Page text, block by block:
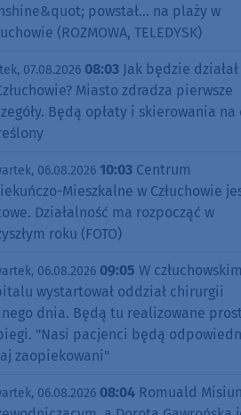
powstał... na plaży w
(ROZMOWA, TELEDYSK)
07.08.2026 08:03 Jak będzie działał
Miasto zdradza pierwsze
Będą opłaty i skierowania na
06.08.2026 10:03 Centrum
Mieszkalne w Człuchowie
Działalność ma rozpocząć w
roku (FOTO)
06.08.2026 09:05 W człuchowskim
wystartował oddział chirurgii
dnia. Będą tu realizowane
"Nasi pacjenci będą
zaopiekowani"
06.08.2026 08:04 Romuald Misiun